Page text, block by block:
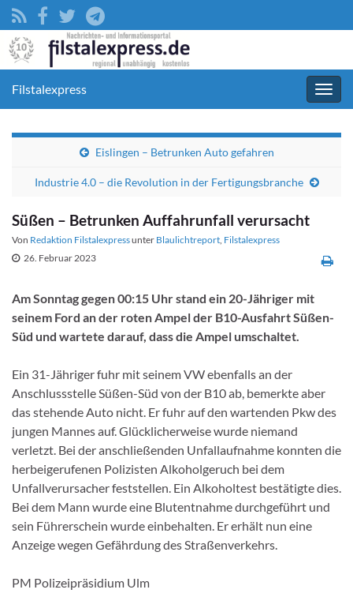
Filstalexpress
Eislingen – Betrunken Auto gefahren
Industrie 4.0 – die Revolution in der Fertigungsbranche
Süßen – Betrunken Auffahrunfall verursacht
Von Redaktion Filstalexpressunter Blaulichtreport, Filstalexpress
26. Februar 2023
Am Sonntag gegen 00:15 Uhr stand ein 20-Jähriger mit
seinem Ford an der roten Ampel der B10-Ausfahrt Süßen-
Süd und wartete darauf, dass die Ampel umschaltet.
Ein 31-Jähriger fuhr mit seinem VW ebenfalls an der
Anschlussstelle Süßen-Süd von der B10 ab, bemerkte aber
das stehende Auto nicht. Er fuhr auf den wartenden Pkw des
jungen Mannes auf. Glücklicherweise wurde niemand
verletzt. Bei der anschließenden Unfallaufnahme konnten die
herbeigerufenen Polizisten Alkoholgeruch bei dem
Unfallverursacher feststellen. Ein Alkoholtest bestätigte dies.
Bei dem Mann wurde eine Blutentnahme durchgeführt und
sein Führerschein wurde einbehalten. Er erhält nun eine
Anzeige wegen Gefährdung des Straßenverkehrs.
PM Polizeipräsidium Ulm